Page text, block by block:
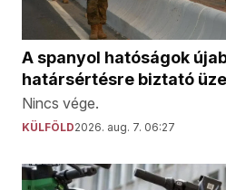
A spanyol hatóságok
határsértésre biztató
Nincs vége.
KÜLFÖLD2026. aug. 7. 06:27